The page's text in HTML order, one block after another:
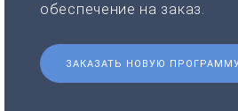
обеспечение на заказ.
ЗАКАЗАТЬ НОВУЮ